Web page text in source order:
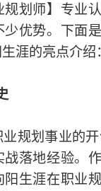
规划师】专业
少优势。下面
涯的亮点介绍：
规划事业的
战落地经验。
生涯在职业